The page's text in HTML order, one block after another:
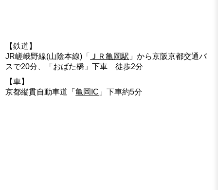
【鉄道】
JR嵯峨野線(山陰本線)「
ＪＲ亀岡駅 」から京阪京都交通バ
スで20分、「おばた橋」下車 徒歩2分
【車】
京都縦貫自動車道「亀岡IC 」下車約5分